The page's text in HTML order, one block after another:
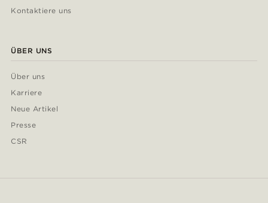
Kontaktiere uns
ÜBER UNS
Über uns
Karriere
Neue Artikel
Presse
CSR